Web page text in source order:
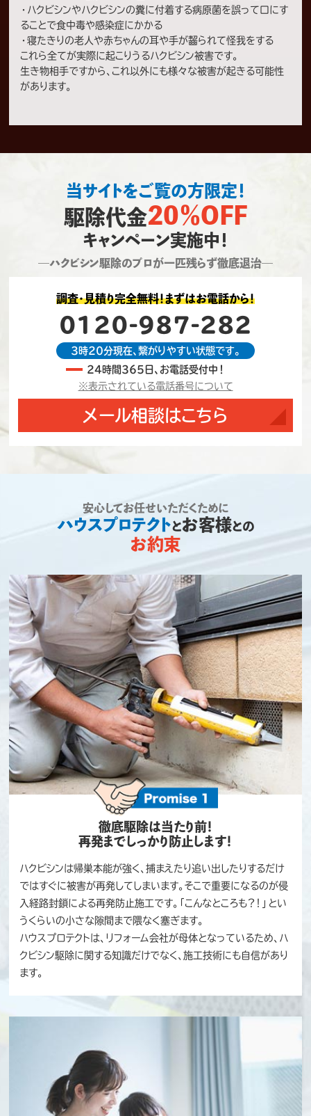
横浜市 ハクビシン駆除
横浜市集合住宅M様ハクビシン対策施工
2021/7/4
神奈川県横浜市のお客様宅にてハクビシンの
駆除・再発防止対策を行いました。建物の隙間
ハクビシン駆除
横浜市T様邸施工2021/3/22
神奈川県横浜市のお客様宅にてハクビシンの
駆除・再発防止対策を行いました。…⇒もっと
ハクビシン駆除
横浜市S様邸施工2021/3/22
神奈川県横浜市のお客様宅にてハクビシンの
駆除・再発防止対策を行いました。…⇒もっと
見る
・ハクビシンやハクビシンの糞に付着する病原菌を誤って口にす
ることで食中毒や感染症にかかる
・寝たきりの老人や赤ちゃんの耳や手が齧られて怪我をする
これら全てが実際に起こりうるハクビシン被害です。
生き物相手ですから、これ以外にも様々な被害が起きる可能性
があります。
当サイトをご覧の方限定！
駆除代金20％OFF
キャンペーン実施中！
―ハクビシン駆除のプロが一匹残らず徹底退治―
調査・見積り完全無料！まずはお電話から！
0120-987-282
3時20分現在、繋がりやすい状態です。
24時間365日、お電話受付中！
※表示されている電話番号について
メール相談はこちら
安心してお任せいただくために
ハウスプロテクトとお客様との
お約束
徹底駆除は当たり前！
再発までしっかり防止します！
ハクビシンは帰巣本能が強く、捕まえたり追い出したりするだけ
ではすぐに被害が再発してしまいます。そこで重要になるのが侵
入経路封鎖による再発防止施工です。「こんなところも？！」とい
うくらいの小さな隙間まで隈なく塞ぎます。
ハウスプロテクトは、リフォーム会社が母体となっているため、ハ
クビシン駆除に関する知識だけでなく、施工技術にも自信があり
ます。